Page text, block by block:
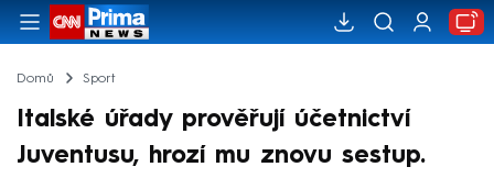
Domů Sport
Italské úřady prověřují účetnictví
Juventusu, hrozí mu znovu sestup.